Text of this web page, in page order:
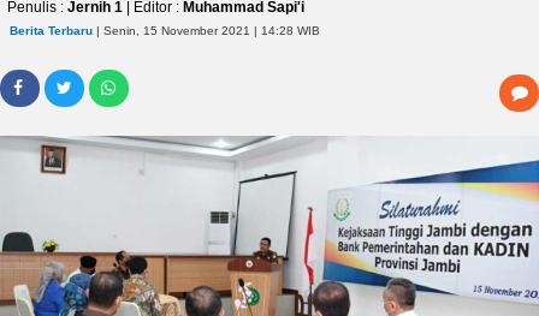
INTERNASIONAL
EKOBIS
HUKUM
DUNIA
HEALTH
PROPERTY
LIFESTYLE
ENTREPRENEURSHIP
Penulis : Jernih 1 | Editor : Muhammad Sapi'i
Berita Terbaru | Senin, 15 November 2021 | 14:28 WIB